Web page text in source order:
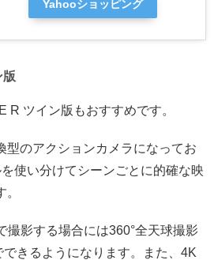
Yahooショッピング
版
R ツイン版もおすすめです。
型のアクションカメラになってお
使い分けてシーンごとに的確な映
撮影する場合には360°全天球撮影
きるようになります。また、4K